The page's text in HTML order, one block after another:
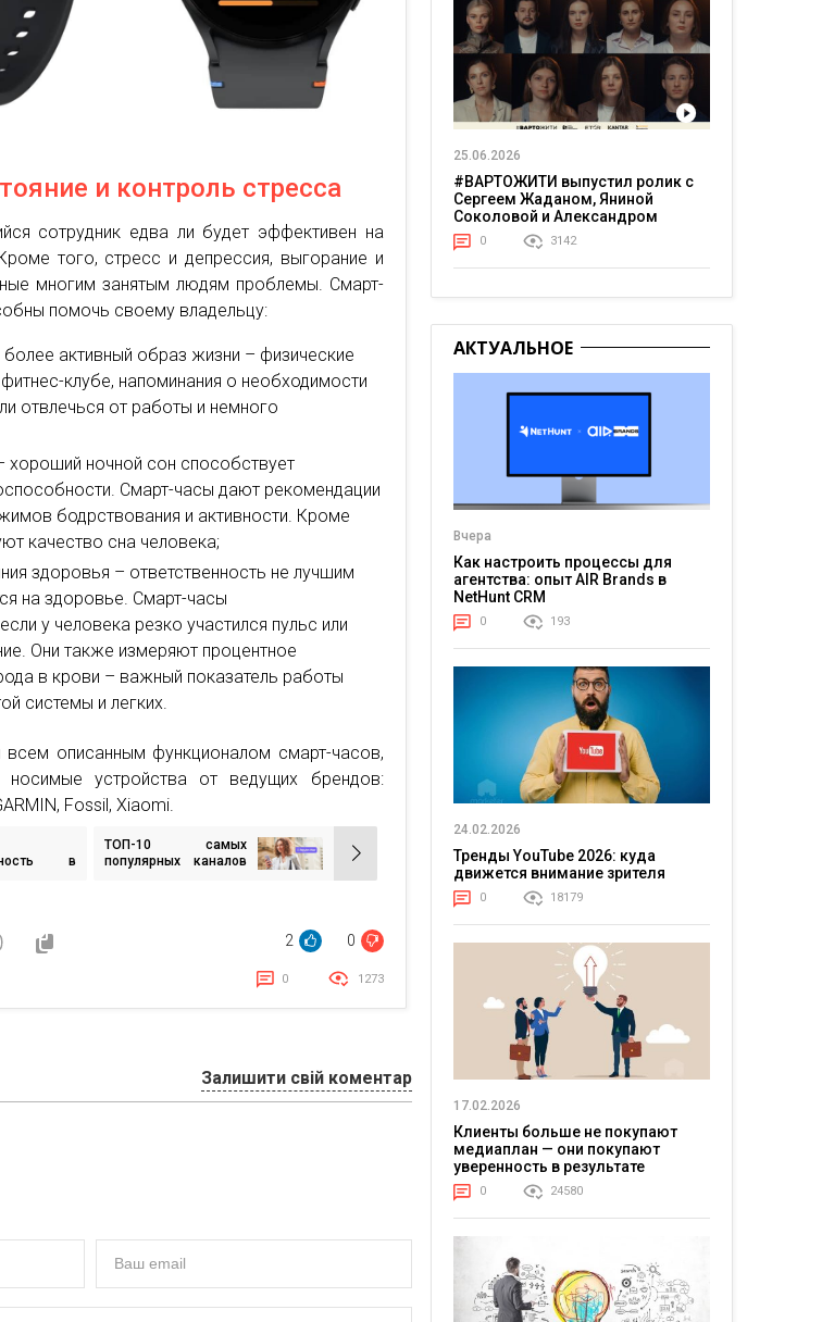
и контроль стресса
сотрудник едва ли будет эффективен на
того, стресс и депрессия, выгорание и
многим занятым людям проблемы. Смарт-
помочь своему владельцу:
активный образ жизни – физические
фитнес-клубе, напоминания о необходимости
отвлечься от работы и немного
хороший ночной сон способствует
Смарт-часы дают рекомендации
бодрствования и активности. Кроме
качество сна человека;
здоровья – ответственность не лучшим
на здоровье. Смарт-часы
у человека резко участился пульс или
Они также измеряют процентное
в крови – важный показатель работы
системы и легких.
описанным функционалом смарт-часов,
носимые устройства от ведущих брендов:
Fossil, Xiaomi.
в
ТОП-10 самых
популярных каналов
2 0
0 1273
Залишити свій коментар
25.06.2026
#ВАРТОЖИТИ выпустил ролик с
Сергеем Жаданом, Яниной
Соколовой и Александром
Тереном о жизни в постоянном
напряжении
0 3142
АКТУАЛЬНОЕ
Вчера
Как настроить процессы для
агентства: опыт AIR Brands в
NetHunt CRM
0 193
24.02.2026
Тренды YouTube 2026: куда
движется внимание зрителя
0 18179
17.02.2026
Клиенты больше не покупают
медиаплан — они покупают
уверенность в результате
0 24580